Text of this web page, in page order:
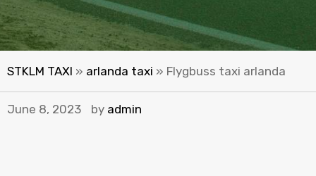
STKLM TAXI » arlanda taxi » Flygbuss taxi arlanda
June 8, 2023 by admin